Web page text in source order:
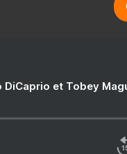
DiCaprio et Tobey